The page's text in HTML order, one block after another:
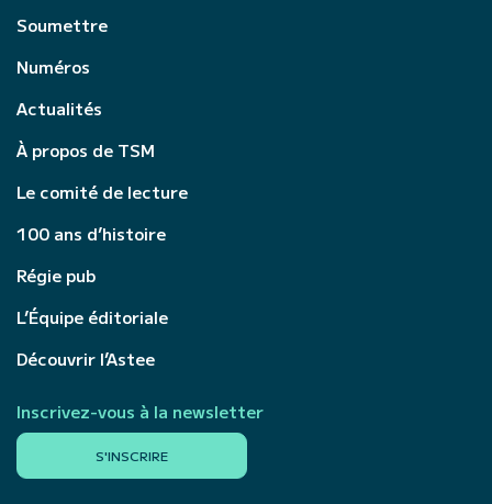
Soumettre
Numéros
Actualités
À propos de TSM
Le comité de lecture
100 ans d’histoire
Régie pub
L’Équipe éditoriale
Découvrir l’Astee
Inscrivez-vous à la newsletter
S'INSCRIRE